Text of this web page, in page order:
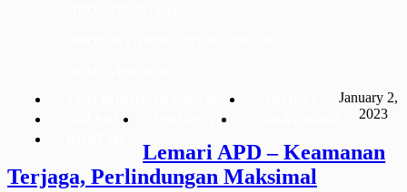
January 2,
2023
Lemari APD – Keamanan
Terjaga, Perlindungan Maksimal